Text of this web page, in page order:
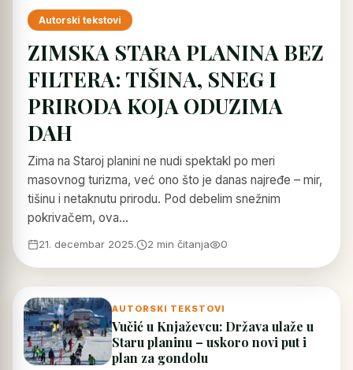
Autorski tekstovi
ZIMSKA STARA PLANINA BEZ
FILTERA: TIŠINA, SNEG I
PRIRODA KOJA ODUZIMA
DAH
Zima na Staroj planini ne nudi spektakl po meri
masovnog turizma, već ono što je danas najređe – mir,
tišinu i netaknutu prirodu. Pod debelim snežnim
pokrivačem, ova…
21. decembar 2025. 2 min čitanja 0
AUTORSKI TEKSTOVI
Vučić u Knjaževcu: Država ulaže u
Staru planinu – uskoro novi put i
plan za gondolu